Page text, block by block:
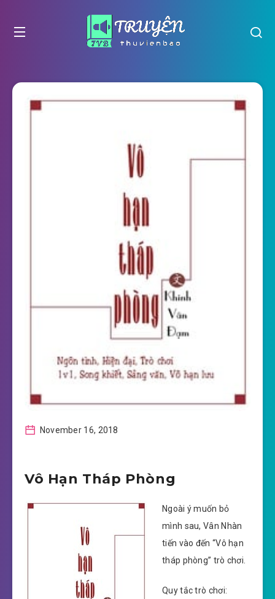
November 16, 2018
Vô Hạn Tháp Phòng
Ngoài ý muốn bỏ
mình sau, Vân Nhàn
tiến vào đến “Vô hạn
tháp phòng” trò chơi.
Quy tắc trò chơi: